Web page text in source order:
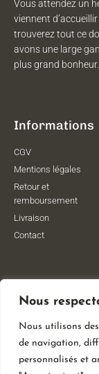
Nous
Nous utilisons
de navigation,
personnalisés et
Vous attendez un
viennent
trouverez tout ce
avons une large
plus grand bonheur.
Informations
CGV
Mentions légales
Retour et
remboursement
Livraison
Contact